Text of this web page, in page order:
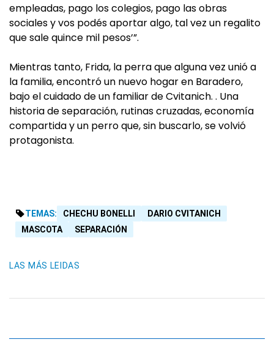
empleadas, pago los colegios, pago las obras
sociales y vos podés aportar algo, tal vez un regalito
que sale quince mil pesos’”.
Mientras tanto, Frida, la perra que alguna vez unió a
la familia, encontró un nuevo hogar en Baradero,
bajo el cuidado de un familiar de Cvitanich. . Una
historia de separación, rutinas cruzadas, economía
compartida y un perro que, sin buscarlo, se volvió
protagonista.
TEMAS: CHECHU BONELLI
DARIO CVITANICH
MASCOTA
SEPARACIÓN
LAS MÁS LEIDAS